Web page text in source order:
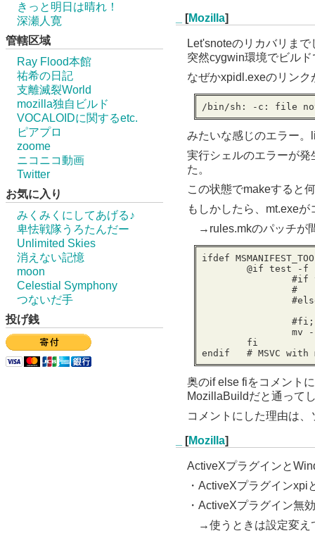
きっと明日は晴れ！
深瀬人寛
管轄区域
Ray Flood本館
祐希の日記
支離滅裂World
mozilla独自ビルド
VOCALOIDに関するetc.
ピアプロ
zoome
ニコニコ動画
Twitter
お気に入り
みくみくにしてあげる♪
卑怯戦隊うろたんだー
Unlimited Skies
消えない記憶
moon
Celestial Symphony
つないだ手
投げ銭
[Mozilla]
Let'snoteのリカバリま
突然cygwin環境でビル
なぜかxpidl.exeのリン
/bin/sh: -c: file
みたいな感じのエラー
実行シェルのエラーが
た。
この状態でmakeすると
もしかしたら、mt.exe
→rules.mkのパッチが
ifdef
@if test -
	fi
endif	# MSVC
奥のif else fiをコメント
MozillaBuildだと通って
コメントにした理由は
[Mozilla]
ActiveXプラグインと
・ActiveXプラグインxpi
・ActiveXプラグイン無
→使うときは設定変え